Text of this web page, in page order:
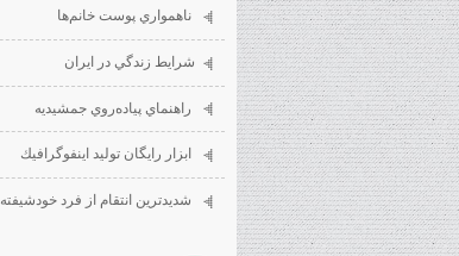
ناهمواري پوست خانم‌ها
شرايط زندگي در ايران
راهنماي پياده‌روي جمشيديه
ابزار رايگان توليد اينفوگرافيك
شديدترين انتقام از فرد خودشيفته